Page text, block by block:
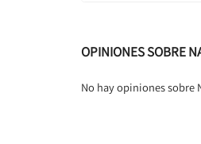
OPINIONES SOBRE
No hay opiniones sobre